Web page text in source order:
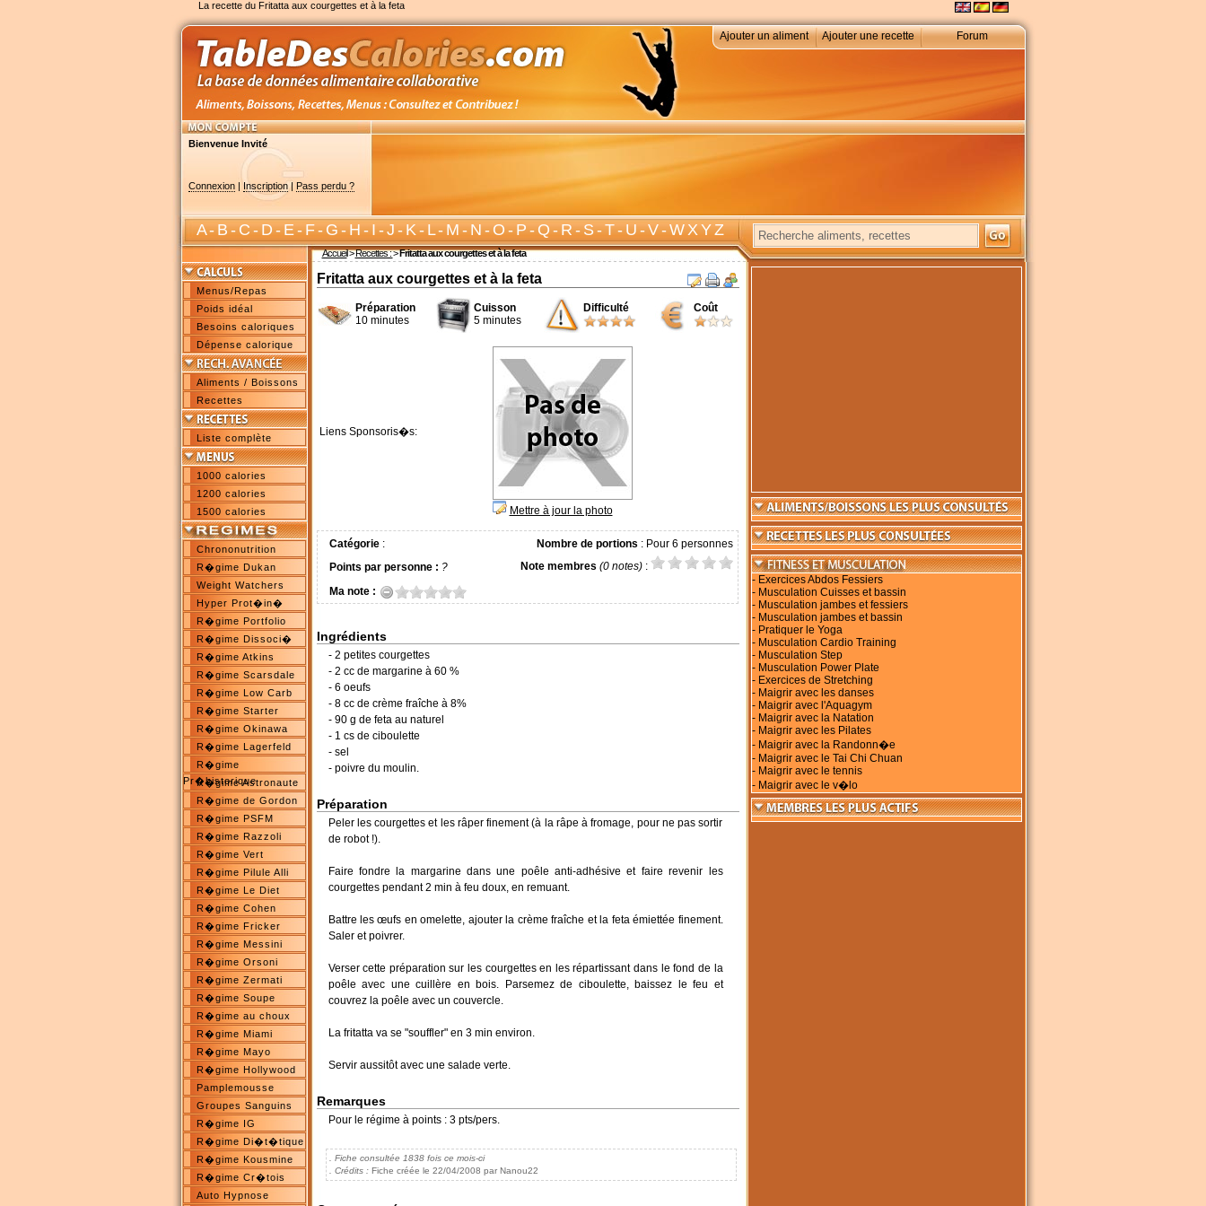
La recette du Fritatta aux courgettes et à la feta
Ajouter un aliment Ajouter une recette Forum
Bienvenue Invité
Connexion| Inscription| Pass perdu ?
A-B-C-D-E-F-G-H-I-J-K-L-M-N-O-P-Q-R-S-T-U-V-W X Y Z
Accueil>Recettes :>Fritatta aux courgettes et à la feta
Menus/Repas
Poids idéal
Besoins caloriques
Dépense calorique
Aliments / Boissons
Recettes
Liste complète
1000 calories
1200 calories
1500 calories
Chrononutrition
R�gime Dukan
Weight Watchers
Hyper Prot�in�
R�gime Portfolio
R�gime Dissoci�
R�gime Atkins
R�gime Scarsdale
R�gime Low Carb
R�gime Starter
R�gime Okinawa
R�gime Lagerfeld
R�gime
Pr�historique
R�gime Astronaute
R�gime de Gordon
R�gime PSFM
R�gime Razzoli
R�gime Vert
R�gime Pilule Alli
R�gime Le Diet
R�gime Cohen
R�gime Fricker
R�gime Messini
R�gime Orsoni
R�gime Zermati
R�gime Soupe
R�gime au choux
R�gime Miami
R�gime Mayo
R�gime Hollywood
Pamplemousse
Groupes Sanguins
R�gime IG
R�gime Di�t�tique
R�gime Kousmine
R�gime Cr�tois
Auto Hypnose
Fritatta aux courgettes et à la feta
Préparation
10 minutes
Cuisson
5 minutes
Difficulté Coût
Liens Sponsoris�s:
Mettre à jour la photo
Catégorie: Nombre de portions : Pour 6 personnes
Points par personne : ? Note membres (0 notes):
Ma note :
Ingrédients
- 2 petites courgettes
- 2 cc de margarine à 60 %
- 6 oeufs
- 8 cc de crème fraîche à 8%
- 90 g de feta au naturel
- 1 cs de ciboulette
- sel
- poivre du moulin.
Préparation
Peler les courgettes et les râper finement (à la râpe à fromage, pour ne pas sortir
de robot !).
Faire fondre la margarine dans une poêle anti-adhésive et faire revenir les
courgettes pendant 2 min à feu doux, en remuant.
Battre les œufs en omelette, ajouter la crème fraîche et la feta émiettée finement.
Saler et poivrer.
Verser cette préparation sur les courgettes en les répartissant dans le fond de la
poêle avec une cuillère en bois. Parsemez de ciboulette, baissez le feu et
couvrez la poêle avec un couvercle.
La fritatta va se "souffler" en 3 min environ.
Servir aussitôt avec une salade verte.
Remarques
Pour le régime à points : 3 pts/pers.
. Fiche consultée 1838 fois ce mois-ci
. Crédits :Fiche créée le 22/04/2008 par Nanou22
- Exercices Abdos Fessiers
- Musculation Cuisses et bassin
- Musculation jambes et fessiers
- Musculation jambes et bassin
- Pratiquer le Yoga
- Musculation Cardio Training
- Musculation Step
- Musculation Power Plate
- Exercices de Stretching
- Maigrir avec les danses
- Maigrir avec l'Aquagym
- Maigrir avec la Natation
- Maigrir avec les Pilates
- Maigrir avec la Randonn�e
- Maigrir avec le Tai Chi Chuan
- Maigrir avec le tennis
- Maigrir avec le v�lo